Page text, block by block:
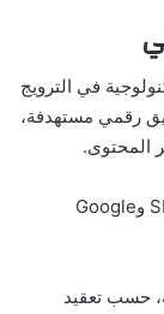
في الترويج
رقمي مستهدفة،
يُعتبر الإلمام بأدوات مثل Google Ads وSEMrush وGoogle
حسب تعقيد